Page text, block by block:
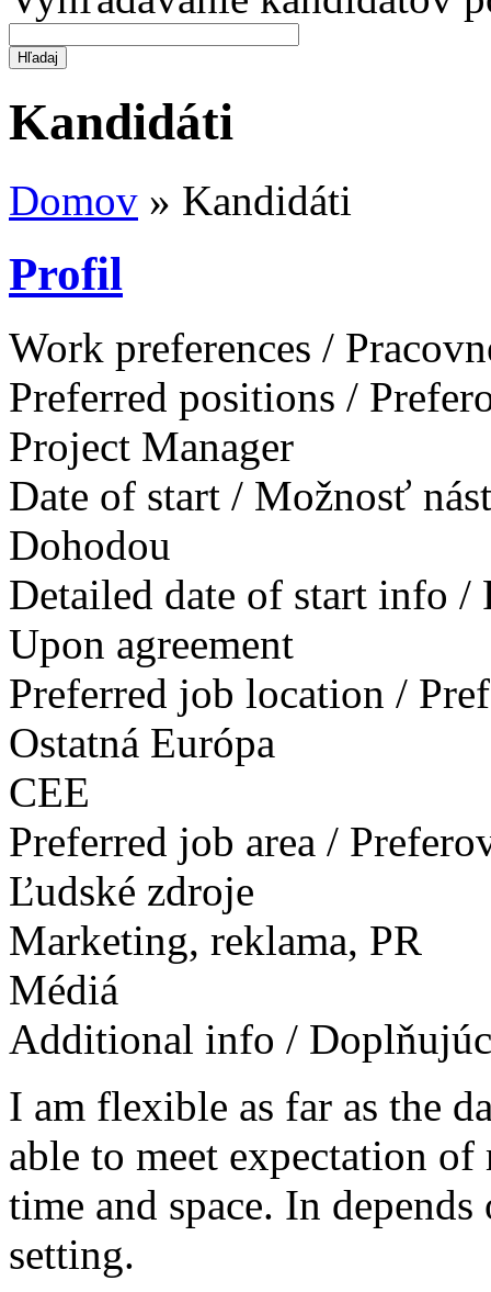
Kandidáti
Domov » Kandidáti
Profil
Work preferences /
Preferred positions /
Project Manager
Date of start / Možnosť
Dohodou
Detailed date of start info
Upon agreement
Preferred job location /
Ostatná Európa
CEE
Preferred job area /
Ľudské zdroje
Marketing, reklama, PR
Médiá
Additional info /
I am flexible as far as the
able to meet expectation
time and space. In
setting.